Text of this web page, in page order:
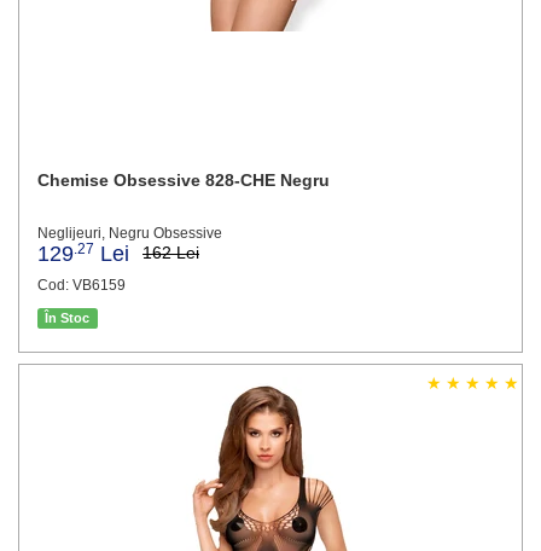
Chemise Obsessive 828-CHE Negru
Neglijeuri, Negru Obsessive
129 .27 Lei 162 Lei
Cod: VB6159
În Stoc